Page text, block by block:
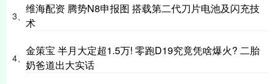
3、
维海配资 腾势N8申报图 搭载第二代刀片电池及闪充技
术
4、
金策宝 半月大定超1.5万! 零跑D19究竟凭啥爆火? 二胎
奶爸道出大实话